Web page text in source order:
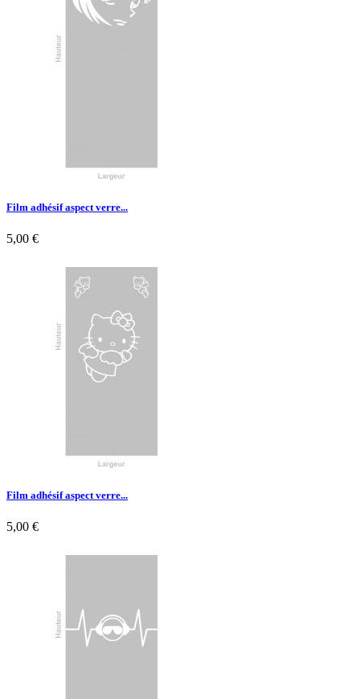
Aperçu rapide
Film adhésif aspect verre...
5,00 €
Aperçu rapide
Film adhésif aspect verre...
5,00 €